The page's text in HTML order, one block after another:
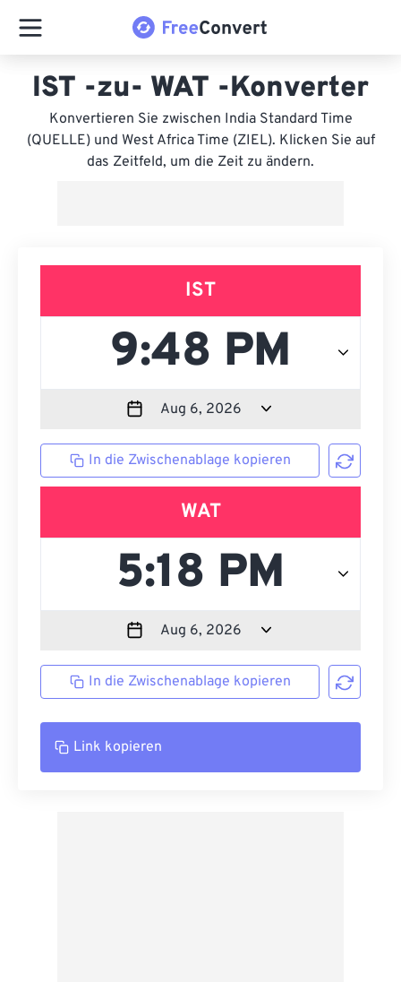
IST -zu- WAT -Konverter
Konvertieren Sie zwischen India Standard Time
(QUELLE) und West Africa Time (ZIEL). Klicken Sie auf
das Zeitfeld, um die Zeit zu ändern.
IST
In die Zwischenablage kopieren
WAT
In die Zwischenablage kopieren
Link kopieren